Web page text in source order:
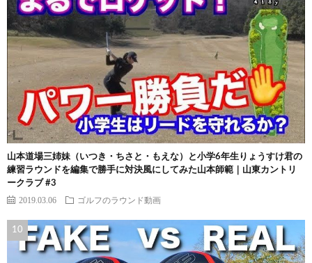
山本道場三姉妹（いつき・ちさと・もえな）と小学6年生りょうすけ君の
練習ラウンドを編集で勝手に対決風にしてみた山本師範｜山東カントリ
ークラブ #3
2019.03.06 ゴルフのラウンド動画